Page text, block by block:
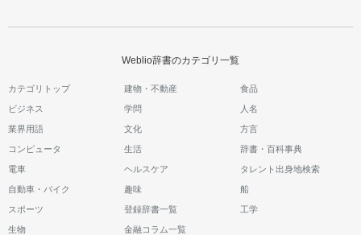
Weblio辞書のカテゴリ一覧
カテゴリトップ 建物・不動産 食品
ビジネス 学問 人名
業界用語 文化 方言
コンピュータ 生活 辞書・百科事典
電車 ヘルスケア タレント出身地検索
自動車・バイク 趣味 船
スポーツ 登録辞書一覧 工学
生物 金融コラム一覧